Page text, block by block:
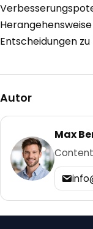
Entscheidungen
Autor
Max